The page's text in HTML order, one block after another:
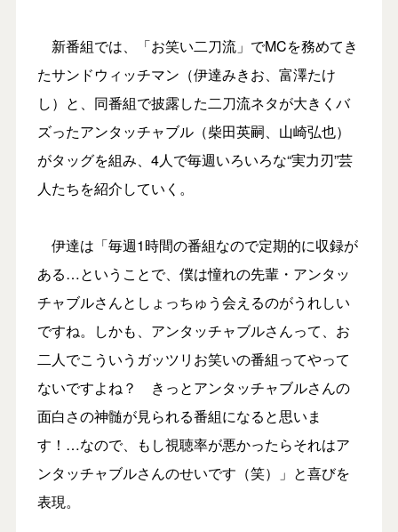
新番組では、「お笑い二刀流」でMCを務めてき
たサンドウィッチマン（伊達みきお、富澤たけ
し）と、同番組で披露した二刀流ネタが大きくバ
ズったアンタッチャブル（柴田英嗣、山崎弘也）
がタッグを組み、4人で毎週いろいろな“実力刃”芸
人たちを紹介していく。
伊達は「毎週1時間の番組なので定期的に収録が
ある…ということで、僕は憧れの先輩・アンタッ
チャブルさんとしょっちゅう会えるのがうれしい
ですね。しかも、アンタッチャブルさんって、お
二人でこういうガッツリお笑いの番組ってやって
ないですよね？ きっとアンタッチャブルさんの
面白さの神髄が見られる番組になると思いま
す！…なので、もし視聴率が悪かったらそれはア
ンタッチャブルさんのせいです（笑）」と喜びを
表現。